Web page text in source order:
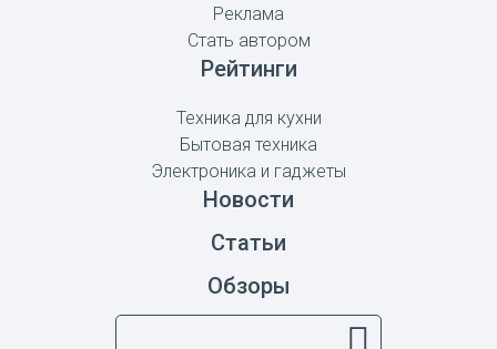
Реклама
Стать автором
Рейтинги
Техника для кухни
Бытовая техника
Электроника и гаджеты
Новости
Статьи
Обзоры